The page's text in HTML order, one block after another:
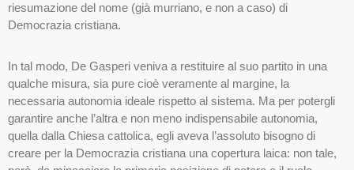
riesumazione del nome (già murriano, e non a caso) di
Democrazia cristiana.
In tal modo, De Gasperi veniva a restituire al suo partito in una
qualche misura, sia pure cioè veramente al margine, la
necessaria autonomia ideale rispetto al sistema. Ma per potergli
garantire anche l’altra e non meno indispensabile autonomia,
quella dalla Chiesa cattolica, egli aveva l’assoluto bisogno di
creare per la Democrazia cristiana una copertura laica: non tale,